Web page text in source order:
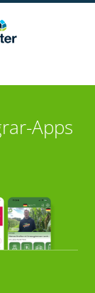
Apps